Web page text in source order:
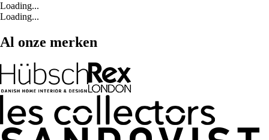
Loading...
Loading...
Al onze merken